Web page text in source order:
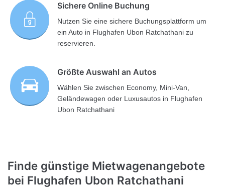
Sichere Online Buchung
Nutzen Sie eine sichere Buchungsplattform um
ein Auto in Flughafen Ubon Ratchathani zu
reservieren.
Größte Auswahl an Autos
Wählen Sie zwischen Economy, Mini-Van,
Geländewagen oder Luxusautos in Flughafen
Ubon Ratchathani
Finde günstige Mietwagenangebote
bei Flughafen Ubon Ratchathani